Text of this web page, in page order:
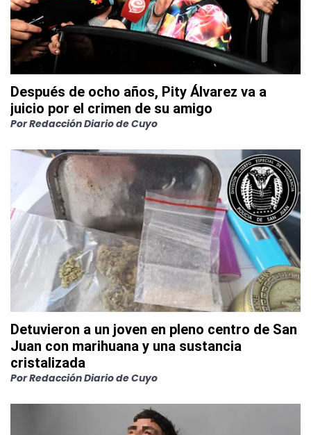
Después de ocho años, Pity Álvarez va a
juicio por el crimen de su amigo
PorRedacción Diario de Cuyo
Detuvieron a un joven en pleno centro de San
Juan con marihuana y una sustancia
cristalizada
PorRedacción Diario de Cuyo